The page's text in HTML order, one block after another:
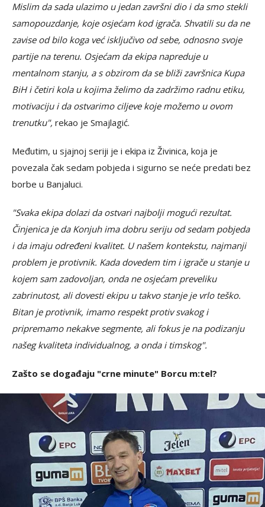
Mislim da sada ulazimo u jedan završni dio i da smo stekli
samopouzdanje, koje osjećam kod igrača. Shvatili su da ne
zavise od bilo koga već isključivo od sebe, odnosno svoje
partije na terenu. Osjećam da ekipa napreduje u
mentalnom stanju, a s obzirom da se bliži završnica Kupa
BiH i četiri kola u kojima želimo da zadržimo radnu etiku,
motivaciju i da ostvarimo ciljeve koje možemo u ovom
trenutku", rekao je Smajlagić.
Međutim, u sjajnoj seriji je i ekipa iz Živinica, koja je
povezala čak sedam pobjeda i sigurno se neće predati bez
borbe u Banjaluci.
"Svaka ekipa dolazi da ostvari najbolji mogući rezultat.
Činjenica je da Konjuh ima dobru seriju od sedam pobjeda
i da imaju određeni kvalitet. U našem kontekstu, najmanji
problem je protivnik. Kada dovedem tim i igrače u stanje u
kojem sam zadovoljan, onda ne osjećam preveliku
zabrinutost, ali dovesti ekipu u takvo stanje je vrlo teško.
Bitan je protivnik, imamo respekt protiv svakog i
pripremamo nekakve segmente, ali fokus je na podizanju
našeg kvaliteta individualnog, a onda i timskog".
Zašto se događaju "crne minute" Borcu m:tel?